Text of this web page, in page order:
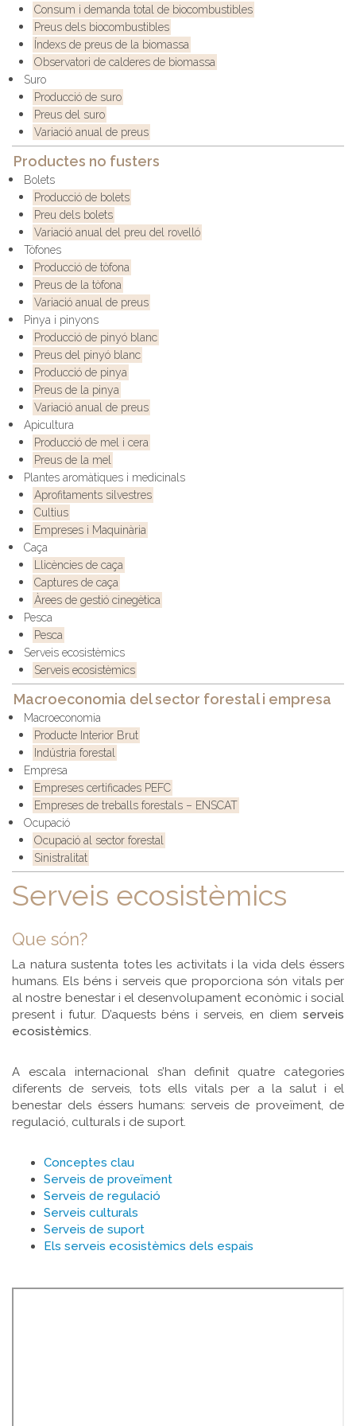
Consum i demanda total de biocombustibles
Preus dels biocombustibles
Índexs de preus de la biomassa
Observatori de calderes de biomassa
Suro
Producció de suro
Preus del suro
Variació anual de preus
Productes no fusters
Bolets
Producció de bolets
Preu dels bolets
Variació anual del preu del rovelló
Tòfones
Producció de tòfona
Preus de la tòfona
Variació anual de preus
Pinya i pinyons
Producció de pinyó blanc
Preus del pinyó blanc
Producció de pinya
Preus de la pinya
Variació anual de preus
Apicultura
Producció de mel i cera
Preus de la mel
Plantes aromàtiques i medicinals
Aprofitaments silvestres
Cultius
Empreses i Maquinària
Caça
Llicències de caça
Captures de caça
Àrees de gestió cinegètica
Pesca
Pesca
Serveis ecosistèmics
Serveis ecosistèmics
Macroeconomia del sector forestal i empresa
Macroeconomia
Producte Interior Brut
Indústria forestal
Empresa
Empreses certificades PEFC
Empreses de treballs forestals – ENSCAT
Ocupació
Ocupació al sector forestal
Sinistralitat
Serveis ecosistèmics
Que són?
La natura sustenta totes les activitats i la vida dels éssers
humans. Els béns i serveis que proporciona són vitals per
al nostre benestar i el desenvolupament econòmic i social
present i futur. D’aquests béns i serveis, en diem serveis
ecosistèmics
A escala internacional s’han definit quatre categories
diferents de serveis, tots ells vitals per a la salut i el
benestar dels éssers humans: serveis de proveïment, de
regulació, culturals i de suport.
Conceptes clau
Serveis de proveïment
Serveis de regulació
Serveis culturals
Serveis de suport
Els serveis ecosistèmics dels espais